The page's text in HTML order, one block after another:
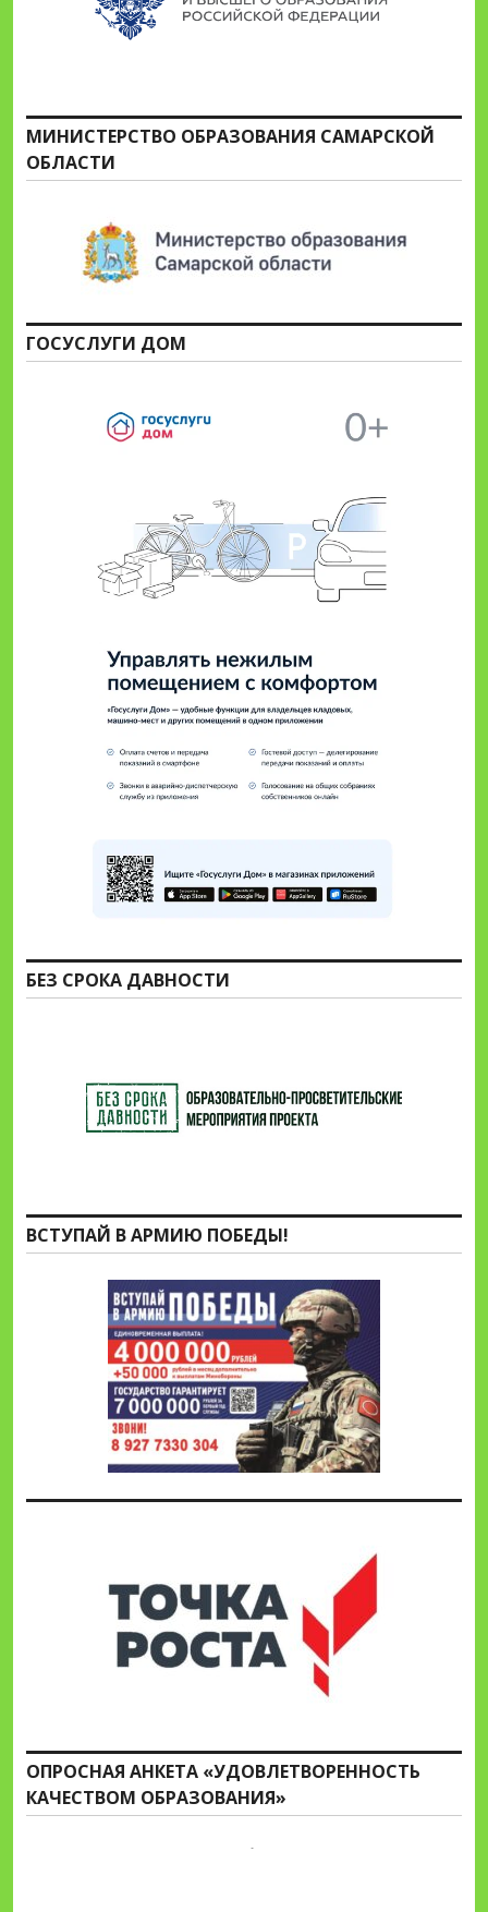
МИНИСТЕРСТВО ОБРАЗОВАНИЯ САМАРСКОЙ
ОБЛАСТИ
ГОСУСЛУГИ ДОМ
БЕЗ СРОКА ДАВНОСТИ
ВСТУПАЙ В АРМИЮ ПОБЕДЫ!
ОПРОСНАЯ АНКЕТА «УДОВЛЕТВОРЕННОСТЬ
КАЧЕСТВОМ ОБРАЗОВАНИЯ»